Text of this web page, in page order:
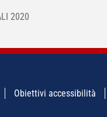
2020
Obiettivi accessibilità